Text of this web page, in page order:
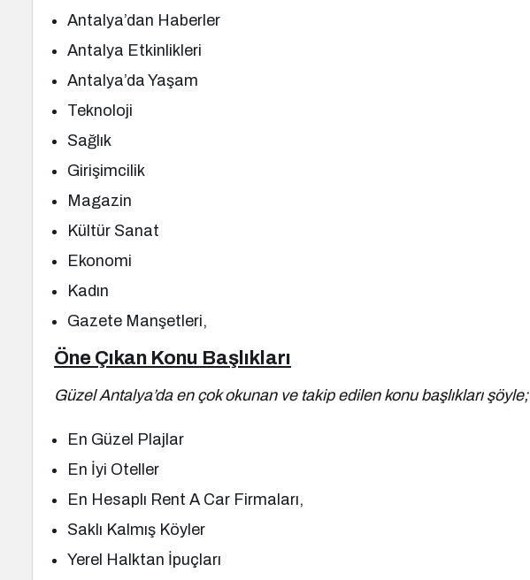
Antalya’dan Haberler
Antalya Etkinlikleri
Antalya’da Yaşam
Teknoloji
Sağlık
Girişimcilik
Magazin
Kültür Sanat
Ekonomi
Kadın
Gazete Manşetleri,
Öne Çıkan Konu Başlıkları
Güzel Antalya’da en çok okunan ve takip edilen konu başlıkları şöyle;
En Güzel Plajlar
En İyi Oteller
En Hesaplı Rent A Car Firmaları,
Saklı Kalmış Köyler
Yerel Halktan İpuçları